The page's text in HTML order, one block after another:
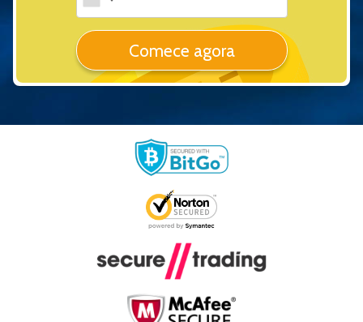
Comece agora